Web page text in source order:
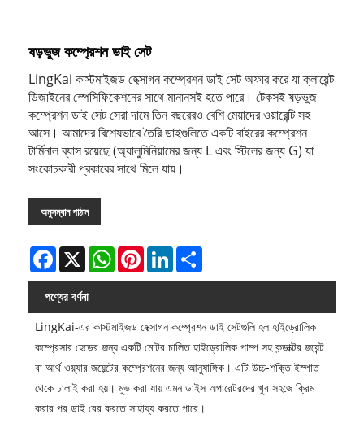
ষড়ভুজ কম্প্রেশন ডাই সেট
LingKai কাস্টমাইজড হেক্সাগন কম্প্রেশন ডাই সেট অফার করে যা ক্লায়েন্ট
ডিজাইনের স্পেসিফিকেশনের সাথে মানানসই হতে পারে। টেকসই ষড়ভুজ
কম্প্রেশন ডাই সেট সেরা দামে তিন বছরেরও বেশি মেয়াদের ওয়ারেন্টি সহ
আসে। আমাদের বিশেষভাবে তৈরি ডাইগুলিতে একটি বাইরের কম্প্রেশন
টার্মিনাল ব্যাস রয়েছে (অ্যালুমিনিয়ামের জন্য L এবং স্টিলের জন্য G) যা
সংকোচকারী প্রকারের সাথে মিলে যায়।
অনুসন্ধান পাঠান
Facebook
X WhatsAppPinterestLinkedIn
পণ্যের বর্ণনা
LingKai-এর কাস্টমাইজড হেক্সাগন কম্প্রেশন ডাই সেটগুলি হল হাইড্রোলিক
কম্প্রেসার হেডের জন্য একটি মোটর চালিত হাইড্রোলিক পাম্প সহ কন্ডাক্টর জয়েন্ট
বা আর্থ ওয়্যার জয়েন্টের কম্প্রেশনের জন্য আনুষাঙ্গিক। এটি উচ্চ-শক্তি ইস্পাত
থেকে ঢালাই করা হয়। মুভ করা যায় এমন ডাইস অপারেটরদের খুব সহজে ক্রিম
করার পর ডাই বের করতে সাহায্য করতে পারে।